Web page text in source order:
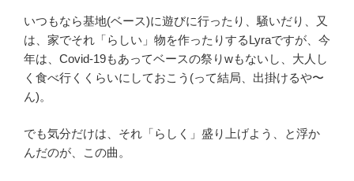
いつもなら基地(ベース)に遊びに行ったり、騒いだり、又
は、家でそれ「らしい」物を作ったりするLyraですが、今
年は、Covid-19もあってベースの祭りwもないし、大人し
く食べ行くくらいにしておこう(って結局、出掛けるや〜
ん)。
でも気分だけは、それ「らしく」盛り上げよう、と浮か
んだのが、この曲。